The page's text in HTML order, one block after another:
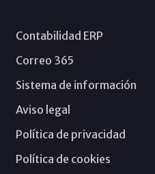
Contabilidad ERP
Correo 365
Sistema de información
Aviso legal
Política de privacidad
Política de cookies